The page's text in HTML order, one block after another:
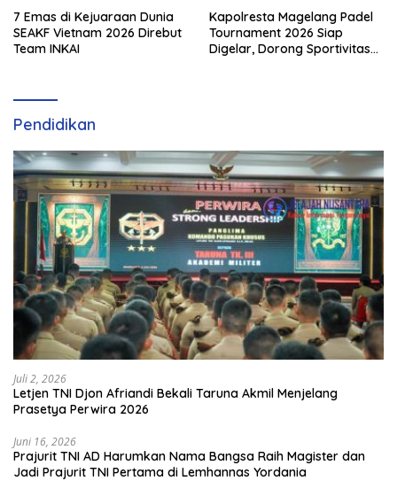
7 Emas di Kejuaraan Dunia
SEAKF Vietnam 2026 Direbut
Team INKAI
Kapolresta Magelang Padel
Tournament 2026 Siap
Digelar, Dorong Sportivitas
Pendidikan
Juli 2, 2026
Letjen TNI Djon Afriandi Bekali Taruna Akmil Menjelang
Prasetya Perwira 2026
Juni 16, 2026
Prajurit TNI AD Harumkan Nama Bangsa Raih Magister dan
Jadi Prajurit TNI Pertama di Lemhannas Yordania